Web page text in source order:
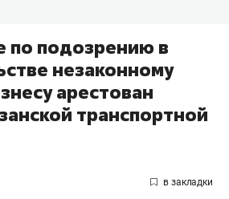
по подозрению в
незаконному
арестован
транспортной